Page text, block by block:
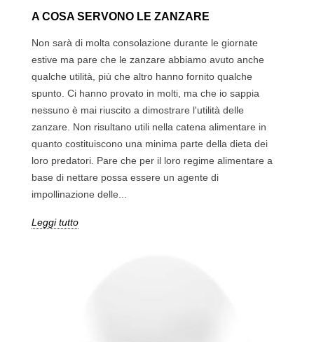
A COSA SERVONO LE ZANZARE
Non sarà di molta consolazione durante le giornate
estive ma pare che le zanzare abbiamo avuto anche
qualche utilità, più che altro hanno fornito qualche
spunto. Ci hanno provato in molti, ma che io sappia
nessuno è mai riuscito a dimostrare l'utilità delle
zanzare. Non risultano utili nella catena alimentare in
quanto costituiscono una minima parte della dieta dei
loro predatori. Pare che per il loro regime alimentare a
base di nettare possa essere un agente di
impollinazione delle...
Leggi tutto